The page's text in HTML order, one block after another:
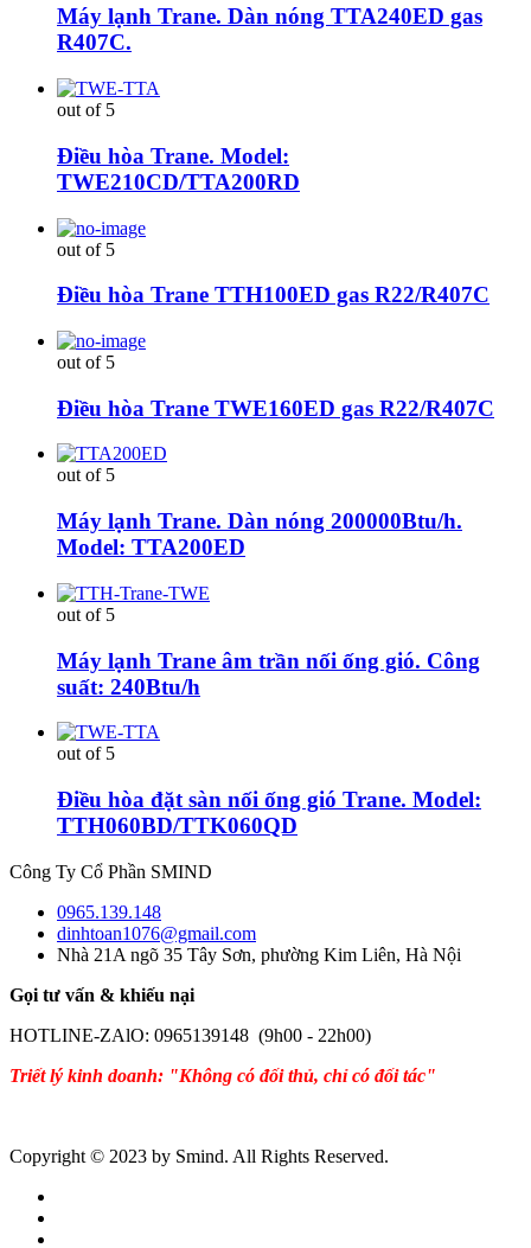
Máy lạnh Trane. Dàn nóng TTA240ED gas
R407C.
out of 5
Điều hòa Trane. Model:
TWE210CD/TTA200RD
out of 5
Điều hòa Trane TTH100ED gas R22/R407C
out of 5
Điều hòa Trane TWE160ED gas R22/R407C
out of 5
Máy lạnh Trane. Dàn nóng 200000Btu/h.
Model: TTA200ED
out of 5
Máy lạnh Trane âm trần nối ống gió. Công
suất: 240Btu/h
out of 5
Điều hòa đặt sàn nối ống gió Trane. Model:
TTH060BD/TTK060QD
Công Ty Cổ Phần SMIND
0965.139.148
dinhtoan1076@gmail.com
Nhà 21A ngõ 35 Tây Sơn, phường Kim Liên, Hà Nội
Gọi tư vấn & khiếu nại
HOTLINE-ZAlO: 0965139148 (9h00 - 22h00)
Triết lý kinh doanh: "Không có đối thủ, chỉ có đối tác"
Copyright © 2023 by Smind. All Rights Reserved.